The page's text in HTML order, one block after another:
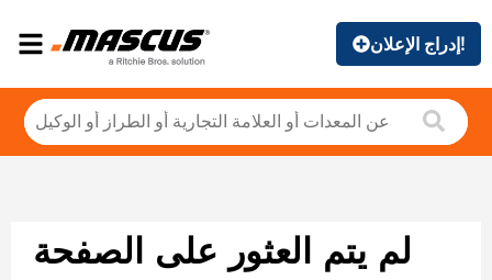
إدراج الإعلان!
لم يتم العثور على الصفحة